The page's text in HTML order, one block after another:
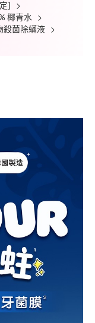
]
椰青水
殺菌除蟎液